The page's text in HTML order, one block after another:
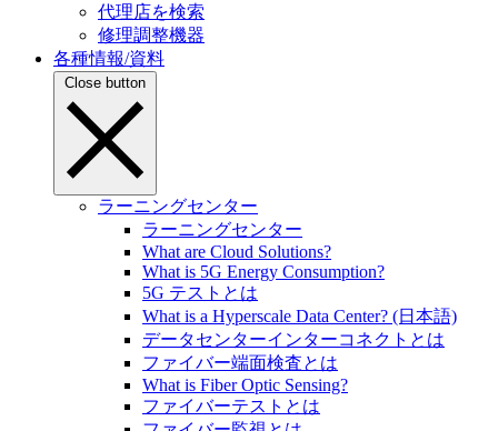
代理店を検索
修理調整機器
各種情報/資料
Close button
ラーニングセンター
ラーニングセンター
What are Cloud Solutions?
What is 5G Energy Consumption?
5G テストとは
What is a Hyperscale Data Center? (日本語)
データセンターインターコネクトとは
ファイバー端面検査とは
What is Fiber Optic Sensing?
ファイバーテストとは